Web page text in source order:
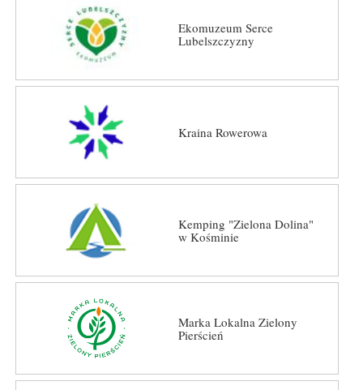
Ekomuzeum Serce
Lubelszczyzny
Kraina Rowerowa
Kemping "Zielona Dolina"
w Kośminie
Marka Lokalna Zielony
Pierścień